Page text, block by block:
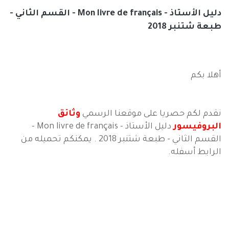
دليل الأستاذ - Mon livre de français - القسم الثاني -
طبعة شتنبر 2018
أهلا بكم
نقدم لكم حصريا على موقعنا الرسمي وثائق
البروفيسور
دليل الأستاذ - Mon livre de français -
القسم الثاني - طبعة شتنبر 2018
. يمكنكم تحميله من
الرابط أسفله.